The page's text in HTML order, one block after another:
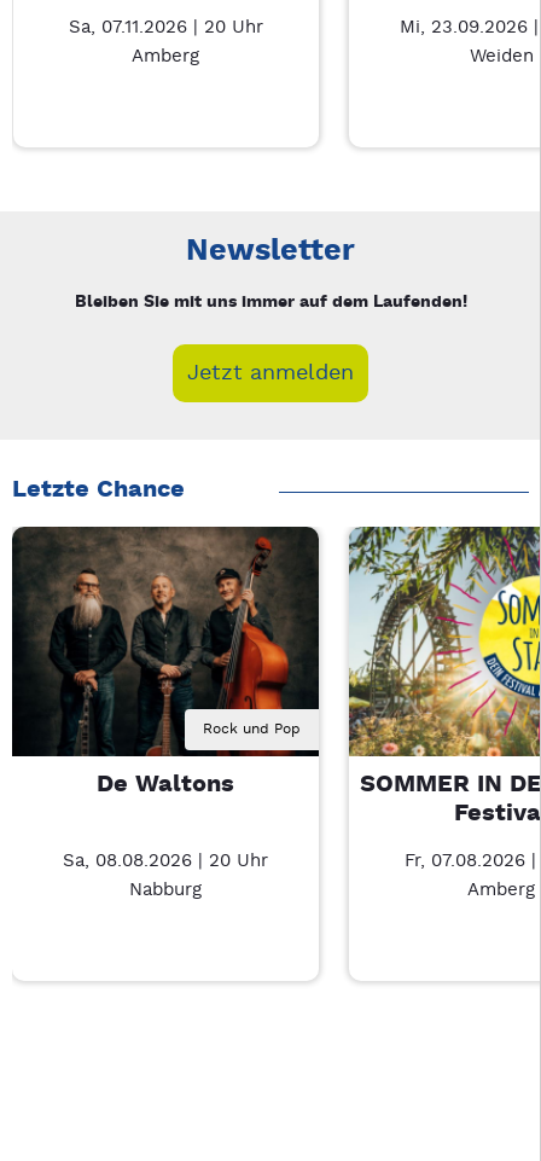
Sa, 07.11.2026 | 20 Uhr
Amberg
Mi, 23.09.2026
Weiden
Newsletter
Bleiben Sie mit uns immer auf dem Laufenden!
Jetzt anmelden
Letzte Chance
Rock und Pop
De Waltons
Sa, 08.08.2026 | 20 Uhr
Nabburg
SOMMER IN
Fr, 07.08.2026
Amberg